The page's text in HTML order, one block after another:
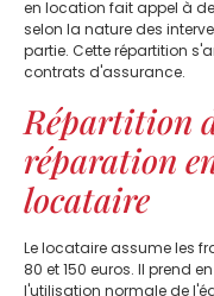
en location fait appel à
selon la nature des
partie. Cette répartition
contrats d'assurance.
Répartition
réparation
locataire
Le locataire assume les
80 et 150 euros. Il prend
l'utilisation normale de